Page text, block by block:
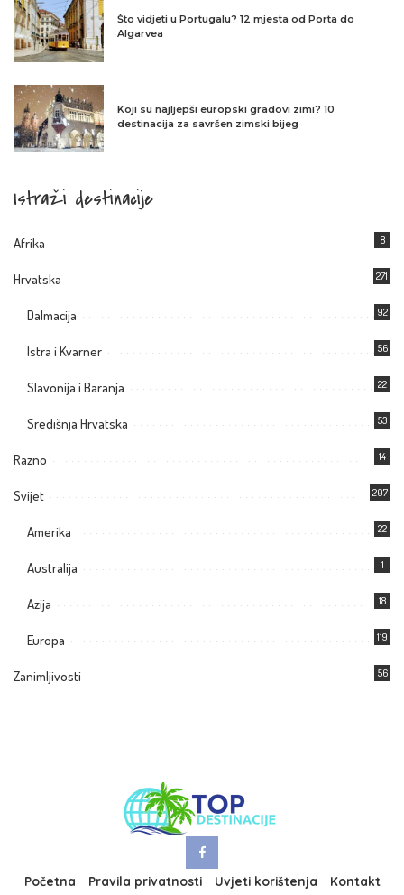
Što vidjeti u Portugalu? 12 mjesta od Porta do
Algarvea
Koji su najljepši europski gradovi zimi? 10
destinacija za savršen zimski bijeg
Istraži destinacije
Afrika 8
Hrvatska 271
Dalmacija 92
Istra i Kvarner 56
Slavonija i Baranja 22
Središnja Hrvatska 53
Razno 14
Svijet 207
Amerika 22
Australija 1
Azija 18
Europa 119
Zanimljivosti 56
Početna Pravila privatnosti Uvjeti korištenja Kontakt